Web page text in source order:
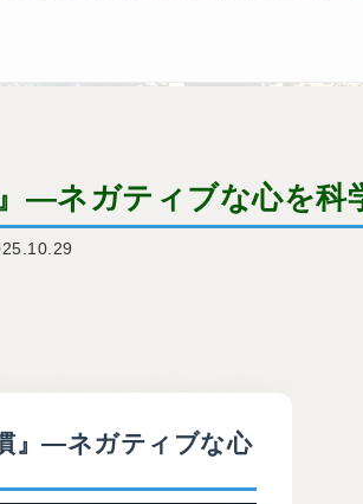
—ネガティブな心を科
』—ネガティブな心